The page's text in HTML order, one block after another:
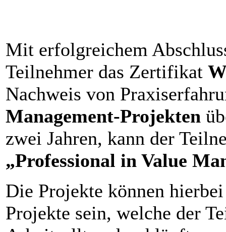
Mit erfolgreichem
Teilnehmer das Zertifikat
Nachweis von
Management-Projekten
zwei Jahren, kann der
„Professional in Value
Die Projekte können
Projekte sein, welche der